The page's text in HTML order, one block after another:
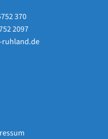
370
2097
ruhland.de